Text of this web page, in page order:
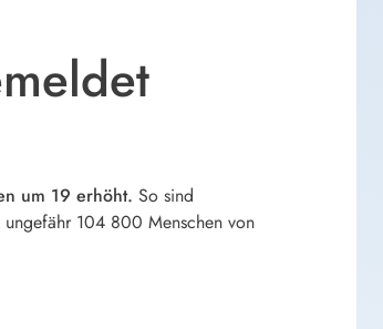
um 19 erhöht. So sind
ungefähr 104 800 Menschen von